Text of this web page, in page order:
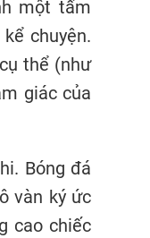
một tấm
chuyện.
thể (như
giác của
Bóng đá
vàn ký ức
cao chiếc